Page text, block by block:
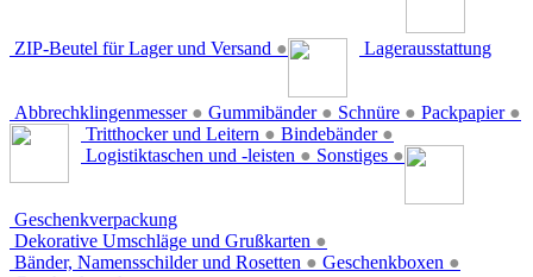
ZIP-Beutel für Lager und Versand ●
Abbrechklingenmesser ● Gummibänder ● Schnüre ● Packpapier ●
Lagerausstattung
Tritthocker und Leitern ● Bindebänder ●
Logistiktaschen und -leisten ● Sonstiges ●
Geschenkverpackung
Dekorative Umschläge und Grußkarten ●
Bänder, Namensschilder und Rosetten ● Geschenkboxen ●